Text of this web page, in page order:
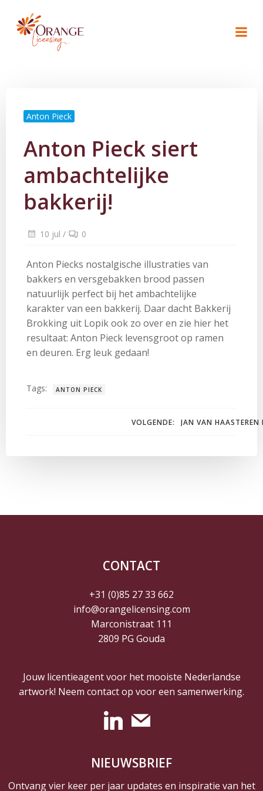
Anton Pieck
Anton Pieck siert
ambachtelijke
bakkerij!
10 jul / 0
Anton Piecks nostalgische illustraties van
bakkers en versgebakken brood passen
natuurlijk perfect bij het ambachtelijke
karakter van een bakkerij. Daar dacht Bakkerij
Brokking uit Lopik ook zo over en zie hier het
resultaat: Anton Pieck levensgroot op ramen
en deuren. Erg leuk gedaan!
Tags: ANTON PIECK
Bericht
navigatie
VOLGENDE: JAN VAN
CONTACT
+31 (0)85 27 33 662
info@orangelicensing.com
Marconistraat 111
2809 PG Gouda
Jouw licentieagent voor het mooiste Nederlandse
artwork! Neem contact op voor een samenwerking.
NIEUWSBRIEF
Ontvang vier keer per jaar updates en inspiratie van het